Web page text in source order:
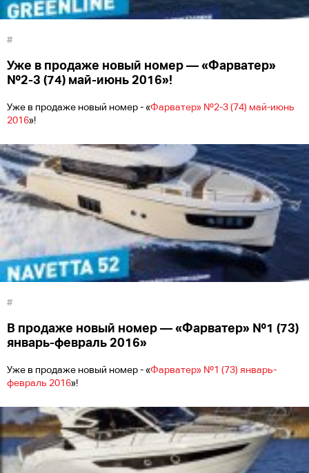
#
Уже в продаже новый номер — «Фарватер»
№2-3 (74) май-июнь 2016»!
Уже в продаже новый номер - «Фарватер» №2-3 (74) май-июнь
2016»!
#
В продаже новый номер — «Фарватер» №1 (73)
январь-февраль 2016»
Уже в продаже новый номер - «Фарватер» №1 (73) январь-
февраль 2016»!